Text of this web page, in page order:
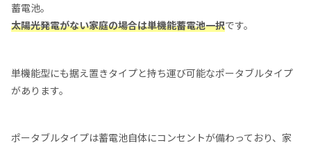
蓄電池。
太陽光発電がない家庭の場合は単機能蓄電池一択です。
単機能型にも据え置きタイプと持ち運び可能なポータブルタイプ
があります。
ポータブルタイプは蓄電池自体にコンセントが備わっており、家